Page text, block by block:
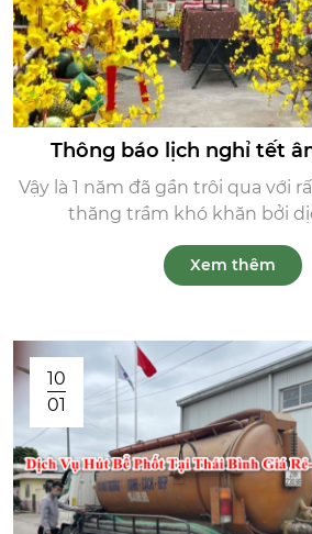
Thông báo lịch nghỉ tết
Vậy là 1 năm đã gần trôi qua với
thăng trầm khó khăn bởi
Xem thêm
10
01